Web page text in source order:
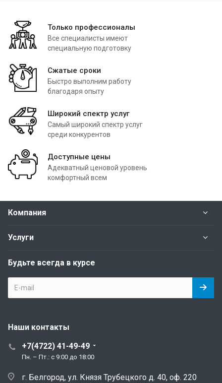
Только профессионалы
Все специалисты имеют
специальную подготовку
Сжатые сроки
Быстро выполним работу
благодаря опыту
Широкий спектр услуг
Самый широкий спектр услуг
среди конкурентов
Доступные цены
Адекватный ценовой уровень
комфортный всем
Компания
Услуги
Будьте всегда в курсе
Наши контакты
+7(4722) 41-49-49
Пн. – Пт.: с 9:00 до 18:00
г. Белгород, ул. Князя Трубецкого д. 40, оф. 220